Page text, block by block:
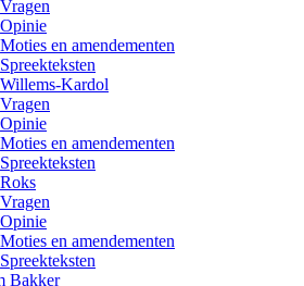
Vragen
Opinie
Moties en amendementen
Spreekteksten
Kardol
Vragen
Opinie
Moties en amendementen
Spreekteksten
Vragen
Opinie
Moties en amendementen
Spreekteksten
Bakker